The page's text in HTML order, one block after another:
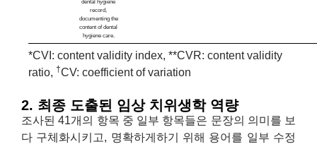
dental hygiene
record,
documenting the
content of dental
hygiene care.
*CVI: content validity index, **CVR: content validity
ratio, †CV: coefficient of variation
2. 최종 도출된 임상 치위생학 역량
조사된 41개의 항목 중 일부 항목들은 문장의 의미를 보
다 구체화시키고, 명확하게하기 위해 용어를 일부 수정